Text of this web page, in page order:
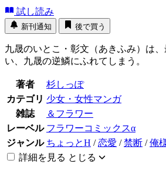
試し読み
新刊通知 後で買う
九晟のいとこ・彰文（あきふみ）は
い、九晟の逆鱗にふれてしまう。
著者
杉しっぽ
カテゴリ 少女・女性マンガ
雑誌
＆フラワー
レーベル フラワーコミックスα
ジャンル ちょっとH /恋愛 /禁断 /俺
詳細を見る とじる